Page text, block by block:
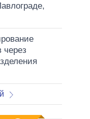
через